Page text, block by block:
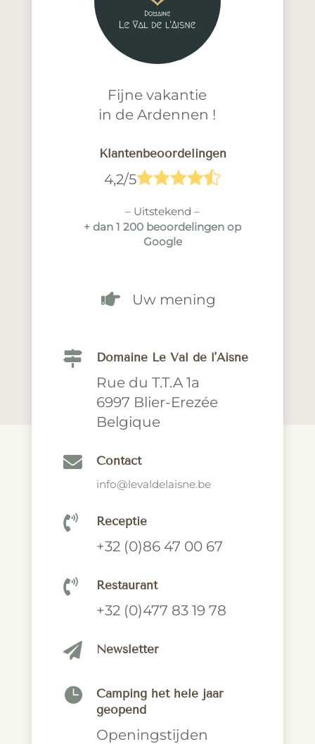
Fijne vakantie
in de Ardennen !
Klantenbeoordelingen
4,2/5
– Uitstekend –
+ dan 1 200 beoordelingen op
Google
 Uw mening
 Domaine Le Val de l'Aisne
Rue du T.T.A 1a
6997 Blier-Erezée
Belgique
 Contact
info@levaldelaisne.be
 Receptie
+32 (0)86 47 00 67
 Restaurant
+32 (0)477 83 19 78
 Newsletter

Camping het hele jaar
geopend
Openingstijden